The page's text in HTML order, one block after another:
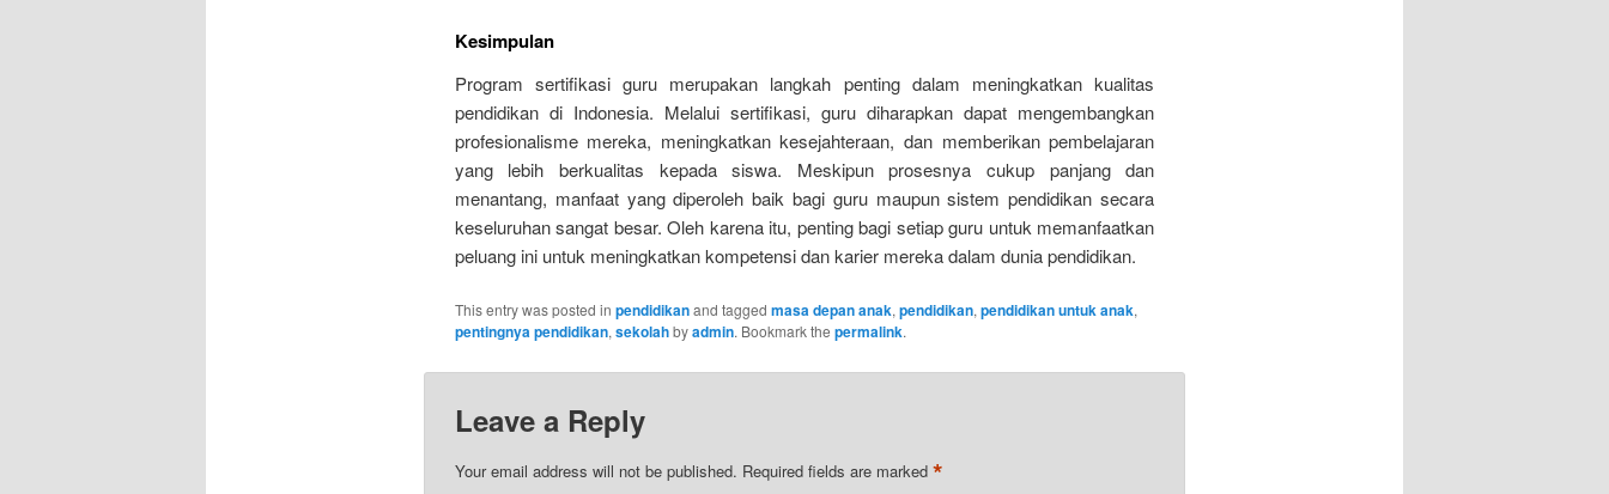
Kesimpulan
Program sertifikasi guru merupakan langkah penting dalam meningkatkan kualitas
pendidikan di Indonesia. Melalui sertifikasi, guru diharapkan dapat mengembangkan
profesionalisme mereka, meningkatkan kesejahteraan, dan memberikan pembelajaran
yang lebih berkualitas kepada siswa. Meskipun prosesnya cukup panjang dan
menantang, manfaat yang diperoleh baik bagi guru maupun sistem pendidikan secara
keseluruhan sangat besar. Oleh karena itu, penting bagi setiap guru untuk memanfaatkan
peluang ini untuk meningkatkan kompetensi dan karier mereka dalam dunia pendidikan.
This entry was posted in pendidikanand tagged masa depan anak, pendidikan, pendidikan untuk anak,
pentingnya pendidikan, sekolahbyadmin. Bookmark the permalink.
Leave a Reply
Your email address will not be published. Required fields are marked *